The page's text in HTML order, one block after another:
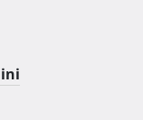
povrsine
na cijeli grad.